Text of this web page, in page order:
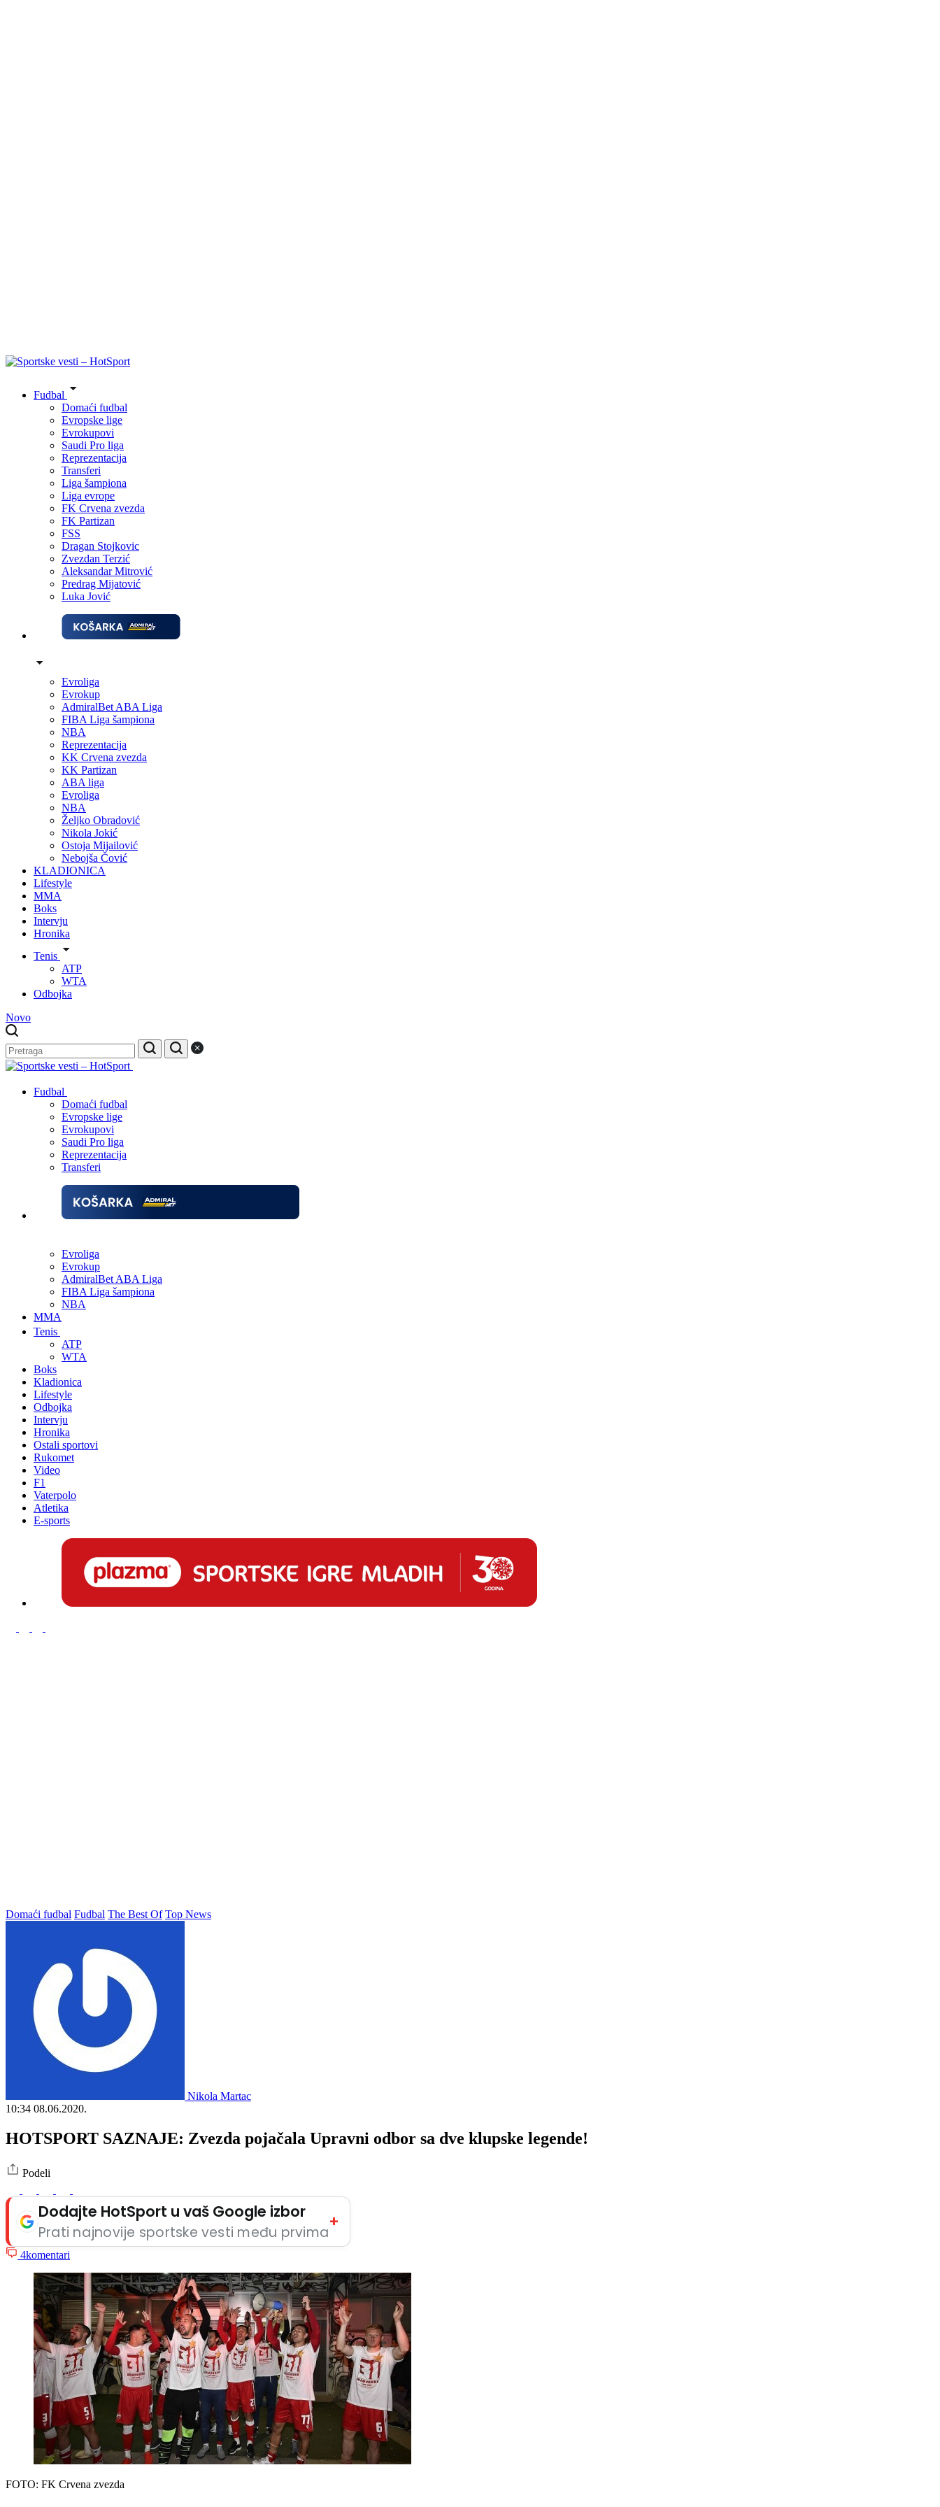
Fudbal
Domaći fudbal
Evropske lige
Evrokupovi
Saudi Pro liga
Reprezentacija
Transferi
Liga šampiona
Liga evrope
FK Crvena zvezda
FK Partizan
FSS
Dragan Stojkovic
Zvezdan Terzić
Aleksandar Mitrović
Predrag Mijatović
Luka Jović
Evroliga
Evrokup
AdmiralBet ABA Liga
FIBA Liga šampiona
NBA
Reprezentacija
KK Crvena zvezda
KK Partizan
ABA liga
Evroliga
NBA
Željko Obradović
Nikola Jokić
Ostoja Mijailović
Nebojša Čović
KLADIONICA
Lifestyle
MMA
Boks
Intervju
Hronika
Tenis
ATP
WTA
Odbojka
Novo
Fudbal
Domaći fudbal
Evropske lige
Evrokupovi
Saudi Pro liga
Reprezentacija
Transferi
Evroliga
Evrokup
AdmiralBet ABA Liga
FIBA Liga šampiona
NBA
MMA
Tenis
ATP
WTA
Boks
Kladionica
Lifestyle
Odbojka
Intervju
Hronika
Ostali sportovi
Rukomet
Video
F1
Vaterpolo
Atletika
E-sports
Domaći fudbal Fudbal The Best Of Top News
Nikola Martac
10:34 08.06.2020.
HOTSPORT SAZNAJE: Zvezda pojačala Upravni odbor sa dve klupske legende!
Podeli
Dodajte HotSport u vaš Google izbor
Prati najnovije sportske vesti među prvima
+
4komentari
FOTO: FK Crvena zvezda